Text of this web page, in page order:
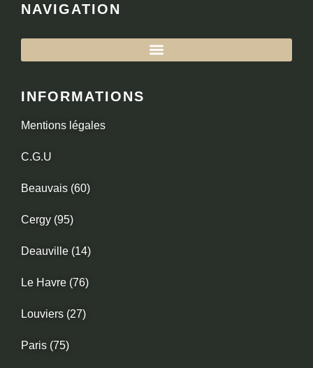
NAVIGATION
INFORMATIONS
Mentions légales
C.G.U
Beauvais (60)
Cergy (95)
Deauville (14)
Le Havre (76)
Louviers (27)
Paris (75)